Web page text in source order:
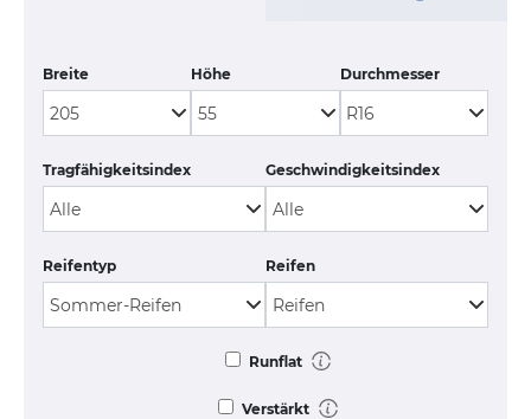
Breite Höhe Durchmesser
Tragfähigkeitsindex Geschwindigkeitsindex
Reifentyp Reifen
Runflat
Verstärkt